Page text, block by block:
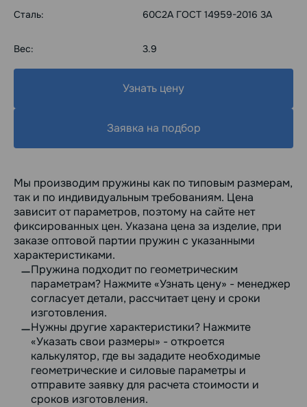
Сталь: 60С2А ГОСТ 14959-2016 3А
Вес: 3.9
Узнать цену
Заявка на подбор
Мы производим пружины как по типовым размерам,
так и по индивидуальным требованиям. Цена
зависит от параметров, поэтому на сайте нет
фиксированных цен. Указана цена за изделие, при
заказе оптовой партии пружин с указанными
характеристиками.
Пружина подходит по геометрическим
параметрам? Нажмите «Узнать цену» - менеджер
согласует детали, рассчитает цену и сроки
изготовления.
Нужны другие характеристики? Нажмите
«Указать свои размеры» - откроется
калькулятор, где вы зададите необходимые
геометрические и силовые параметры и
отправите заявку для расчета стоимости и
сроков изготовления.